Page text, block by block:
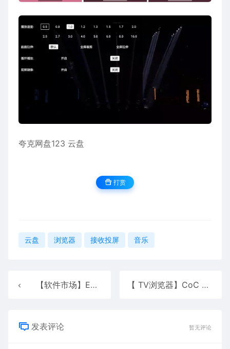
夸克网盘123 云盘
打赏
云盘 浏览器 接收投屏 音乐
【软件市场】Emotn Store_1.0.4 【 TV浏览器】CoC CoC TV Browser 121
发表评论 暂无评论